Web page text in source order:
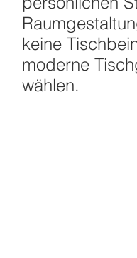
keine
moderne
wählen.